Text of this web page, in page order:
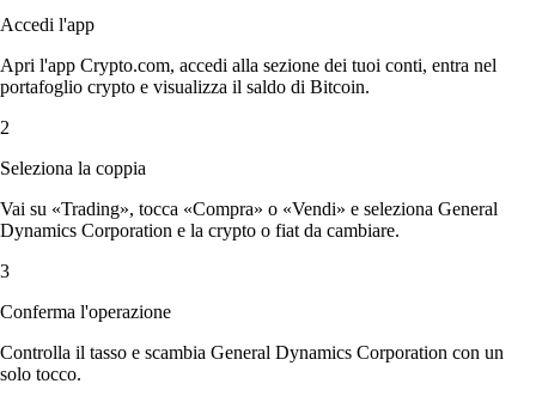
Accedi l'app
Apri l'app Crypto.com, accedi alla sezione dei tuoi conti, entra nel
portafoglio crypto e visualizza il saldo di Bitcoin.
2
Seleziona la coppia
Vai su «Trading», tocca «Compra» o «Vendi» e seleziona General
Dynamics Corporation e la crypto o fiat da cambiare.
3
Conferma l'operazione
Controlla il tasso e scambia General Dynamics Corporation con un
solo tocco.